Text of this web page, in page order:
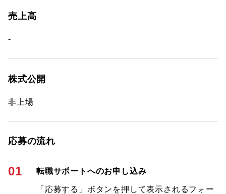
売上高
-
株式公開
非上場
応募の流れ
01 転職サポートへのお申し込み
「応募する」ボタンを押して表示されるフォー